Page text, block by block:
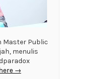
Master Public
menulis
→